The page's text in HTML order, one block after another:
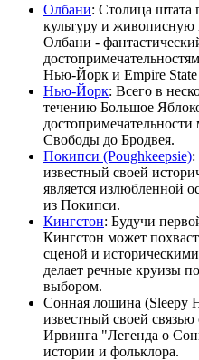
Олбани: Столица штата
культуру и
Олбани -
Нью-Йорк и Empire State
Нью-Йорк: Всего в
течению Большое
Свободы до Бродвея.
Покипси (Poughkeepsie):
известный своей
является излюбленной
из Покипси.
Кингстон: Будучи
Кингстон может
сценой и
делает речные круизы
выбором.
Сонная лощина (Sleepy
известный своей
Ирвинга "Легенда о
истории и фольклора.